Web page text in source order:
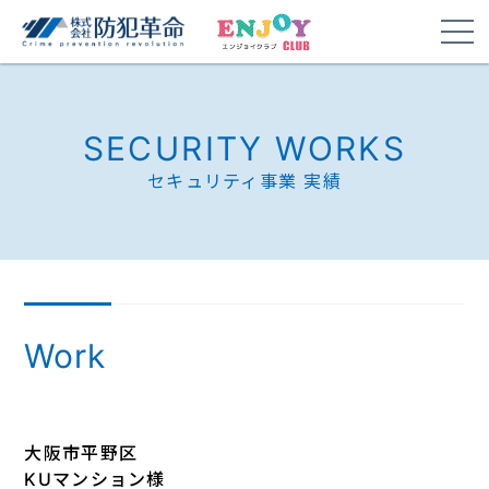
SECURITY WORKS
セキュリティ事業 実績
Work
大阪市平野区
KUマンション様